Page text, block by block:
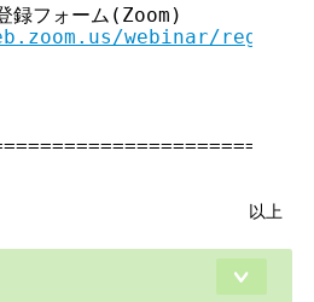
webinar/register/
以上